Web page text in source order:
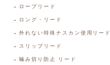
ロープリード
ロング・リード
外れない特殊ナスカン使用リード
スリップリード
噛み切り防止 リード